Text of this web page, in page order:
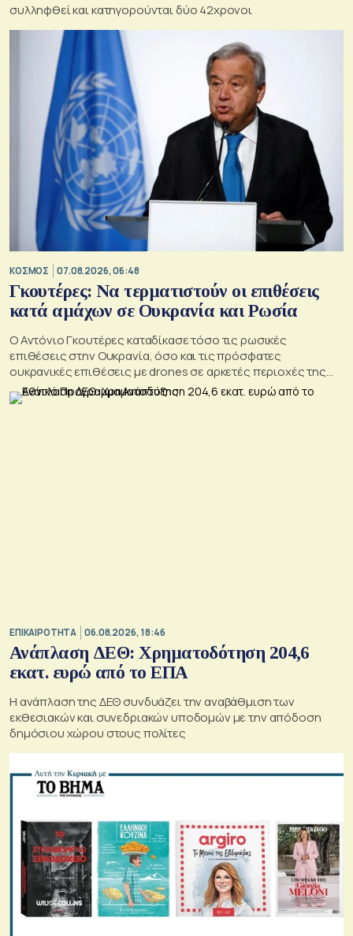
συλληφθεί και κατηγορούνται δύο 42χρονοι
ΚΟΣΜΟΣ 07.08.2026, 06:48
Γκουτέρες: Να τερματιστούν οι επιθέσεις
κατά αμάχων σε Ουκρανία και Ρωσία
Ο Αντόνιο Γκουτέρες καταδίκασε τόσο τις ρωσικές
επιθέσεις στην Ουκρανία, όσο και τις πρόσφατες
ουκρανικές επιθέσεις με drones σε αρκετές περιοχές της
Ρωσίας, οι οποίες προκάλεσαν απώλειες μεταξύ αμάχων και
ζημιές σε μη στρατιωτικές υποδομές.
ΕΠΙΚΑΙΡΟΤΗΤΑ 06.08.2026, 18:46
Ανάπλαση ΔΕΘ: Χρηματοδότηση 204,6
εκατ. ευρώ από το ΕΠΑ
Η ανάπλαση της ΔΕΘ συνδυάζει την αναβάθμιση των
εκθεσιακών και συνεδριακών υποδομών με την απόδοση
δημόσιου χώρου στους πολίτες